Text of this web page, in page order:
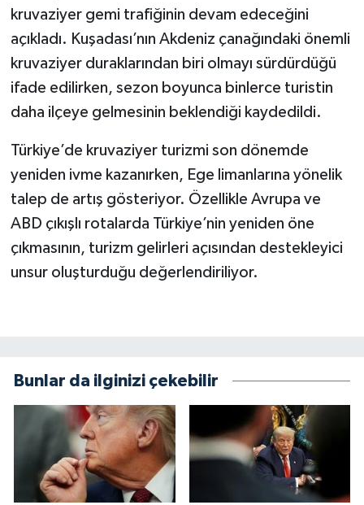
kruvaziyer gemi trafiğinin devam edeceğini
açıkladı. Kuşadası’nın Akdeniz çanağındaki önemli
kruvaziyer duraklarından biri olmayı sürdürdüğü
ifade edilirken, sezon boyunca binlerce turistin
daha ilçeye gelmesinin beklendiği kaydedildi.
Türkiye’de kruvaziyer turizmi son dönemde
yeniden ivme kazanırken, Ege limanlarına yönelik
talep de artış gösteriyor. Özellikle Avrupa ve
ABD çıkışlı rotalarda Türkiye’nin yeniden öne
çıkmasının, turizm gelirleri açısından destekleyici
unsur oluşturduğu değerlendiriliyor.
Bunlar da ilginizi çekebilir